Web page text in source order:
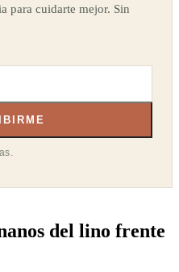
para cuidarte mejor. Sin
del lino frente